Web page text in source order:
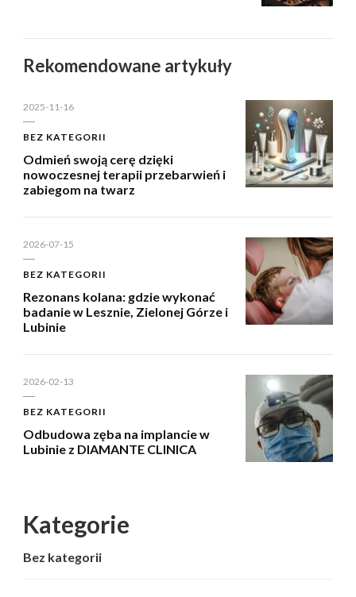
Rekomendowane artykuły
2025-11-16
BEZ KATEGORII
Odmień swoją cerę dzięki
nowoczesnej terapii przebarwień i
zabiegom na twarz
2026-07-15
BEZ KATEGORII
Rezonans kolana: gdzie wykonać
badanie w Lesznie, Zielonej Górze i
Lubinie
2026-02-13
BEZ KATEGORII
Odbudowa zęba na implancie w
Lubinie z DIAMANTE CLINICA
Kategorie
Bez kategorii